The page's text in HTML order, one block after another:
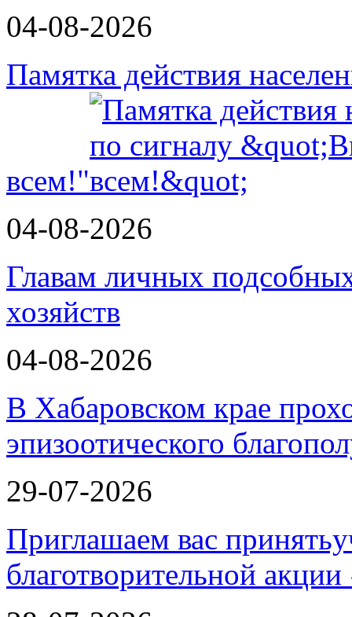
04-08-2026
Памятка действия
всем!"
04-08-2026
Главам личных
хозяйств
04-08-2026
В Хабаровском крае
эпизоотического
29-07-2026
Приглашаем вас
благотворительной